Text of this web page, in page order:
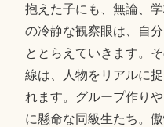
抱えた子にも、無論、
の冷静な観察眼は、自
ととらえていきます。
線は、人物をリアルに
れます。グループ作り
に懸命な同級生たち。